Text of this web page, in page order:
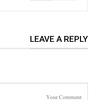
LEAVE A REPLY